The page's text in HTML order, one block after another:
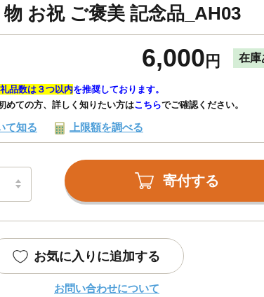
お祝 ご褒美 記念品_AH03
6,000 円 在庫
品数は３つ以内を推奨しております。
めての方、詳しく知りたい方はこちらでご確認ください。
て知る 上限額を調べる
寄付する
お気に入りに追加する
お問い合わせについて